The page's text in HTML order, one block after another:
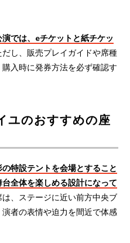
では、eチケットと紙チケッ
だし、販売プレイガイドや席種
入時に発券方法を必ず確認す
ユのおすすめの座
の特設テントを会場とすること
全体を楽しめる設計になって
、ステージに近い前方中央ブ
者の表情や迫力を間近で体感